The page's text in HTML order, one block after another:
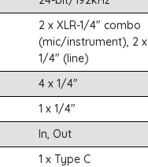
2 x XLR-1/4" combo
(mic/instrument), 2 x
1/4" (line)
4 x 1/4"
1 x 1/4"
In, Out
1 x Type C